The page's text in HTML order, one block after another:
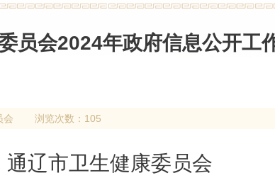
员会2024年政府信息公开工
会 浏览次数：105
通辽市卫生健康委员会